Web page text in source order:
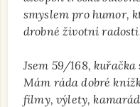
smyslem pro humor,
drobné životní
Jsem 59/168, kuřačka
Mám ráda dobré
filmy, výlety,